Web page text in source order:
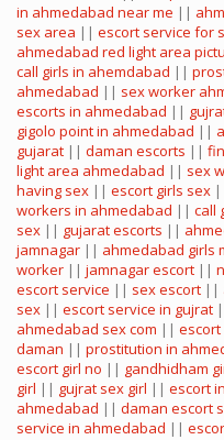
in ahmedabad near me ||
sex area || escort service for
ahmedabad red light area
call girls in ahemdabad ||
ahmedabad || sex worker
escorts in ahmedabad ||
gigolo point in ahmedabad ||
gujarat || daman escorts ||
light area ahmedabad || sex
having sex || escort girls sex
workers in ahmedabad || call
sex || gujarat escorts ||
jamnagar || ahmedabad girls
worker || jamnagar escort ||
escort service || sex escort ||
sex || escort service in gujrat
ahmedabad sex com || escort
daman || prostitution in
escort girl no || gandhidham
girl || gujrat sex girl || escort
ahmedabad || daman escort
service in ahmedabad ||